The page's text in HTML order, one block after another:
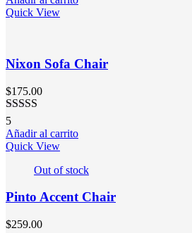
Quick View
Nixon Sofa Chair
$175.00
Valorado
en3.20
de 5
5
Añadir al carrito
Quick View
Out of stock
Pinto Accent Chair
$259.00